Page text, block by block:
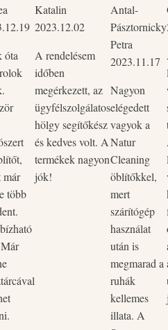
óta
már
több
Katalin
2023.12.02
A rendelésem
időben
megérkezett, az
ügyfélszolgálatos
hölgy segítőkész
és kedves volt. A
termékek nagyon
jók!
Antal-
Pásztornicky
Petra
2023.11.17
Nagyon
elégedett
vagyok a
Natur
Cleaning
öblítőkkel,
mert
szárítógép
használat
után is
megmarad a
ruhák
kellemes
illata. A